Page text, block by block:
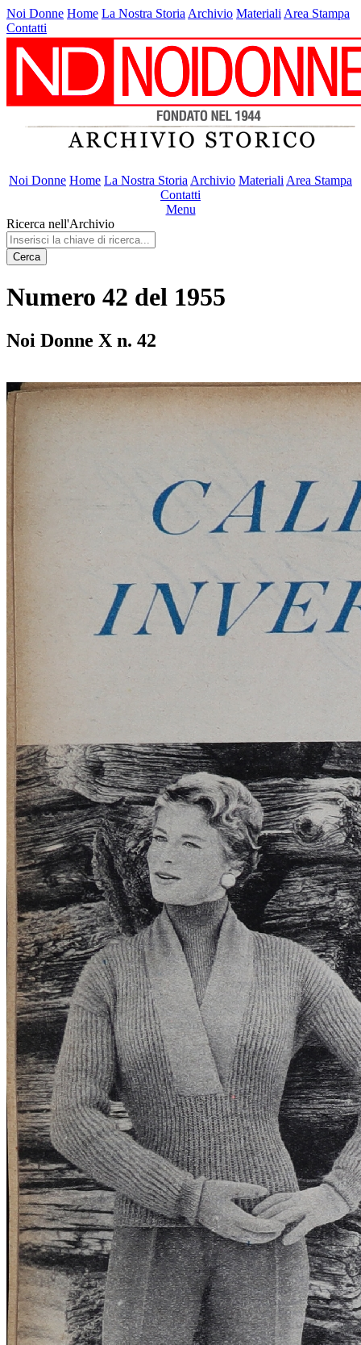
Noi Donne Home La Nostra Storia Archivio Materiali Area Stampa
Contatti
Noi Donne Home La Nostra Storia Archivio Materiali Area Stampa
Contatti
Menu
Ricerca nell'Archivio
Cerca
Numero 42 del 1955
Noi Donne X n. 42